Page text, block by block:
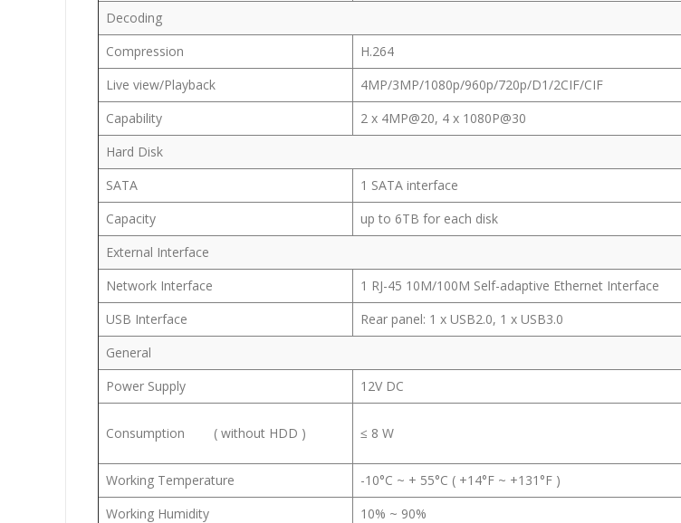
Decoding
Compression
H.264
Live view/Playback
4MP/3MP/1080p/960p/720p/D1/2CIF/CIF
Capability
2 x 4MP@20, 4 x 1080P@30
Hard Disk
SATA
1 SATA interface
Capacity
up to 6TB for each disk
External Interface
Network Interface
1 RJ-45 10M/100M Self-adaptive Ethernet Interface
USB Interface
Rear panel: 1 x USB2.0, 1 x USB3.0
General
Power Supply
12V DC
Consumption ( without HDD ) ≤ 8 W
Working Temperature
-10°C ~ + 55°C ( +14°F ~ +131°F )
Working Humidity
10% ~ 90%